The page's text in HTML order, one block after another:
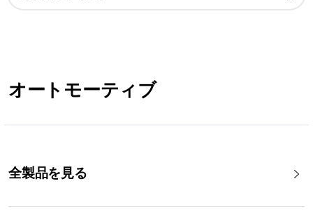
オートモーティブ
全製品を見る